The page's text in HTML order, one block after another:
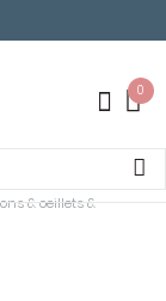
0
& oeillets &